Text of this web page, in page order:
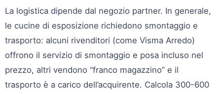
La logistica dipende dal negozio partner. In generale,
le cucine di esposizione richiedono smontaggio e
trasporto: alcuni rivenditori (come Visma Arredo)
offrono il servizio di smontaggio e posa incluso nel
prezzo, altri vendono “franco magazzino” e il
trasporto è a carico dell’acquirente. Calcola 300-600